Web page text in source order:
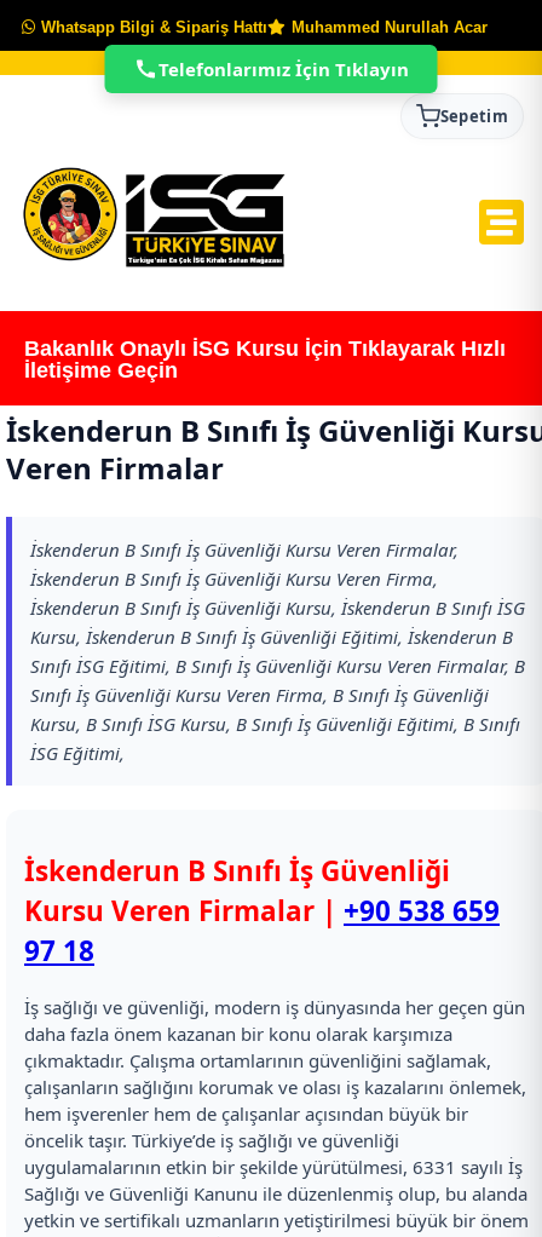
Whatsapp Bilgi & Sipariş Hattı Muhammed Nurullah Acar
Sepetim
Bakanlık Onaylı İSG Kursu İçin Tıklayarak Hızlı
İletişime Geçin
İskenderun B Sınıfı İş Güvenliği
Veren Firmalar
İskenderun B Sınıfı İş Güvenliği Kursu Veren Firmalar,
İskenderun B Sınıfı İş Güvenliği Kursu Veren Firma,
İskenderun B Sınıfı İş Güvenliği Kursu, İskenderun B Sınıfı İSG
Kursu, İskenderun B Sınıfı İş Güvenliği Eğitimi, İskenderun B
Sınıfı İSG Eğitimi, B Sınıfı İş Güvenliği Kursu Veren Firmalar, B
Sınıfı İş Güvenliği Kursu Veren Firma, B Sınıfı İş Güvenliği
Kursu, B Sınıfı İSG Kursu, B Sınıfı İş Güvenliği Eğitimi, B Sınıfı
İSG Eğitimi,
İskenderun B Sınıfı İş Güvenliği
Kursu Veren Firmalar | +90 538 659
97 18
İş sağlığı ve güvenliği, modern iş dünyasında her geçen gün
daha fazla önem kazanan bir konu olarak karşımıza
çıkmaktadır. Çalışma ortamlarının güvenliğini sağlamak,
çalışanların sağlığını korumak ve olası iş kazalarını önlemek,
hem işverenler hem de çalışanlar açısından büyük bir
öncelik taşır. Türkiye’de iş sağlığı ve güvenliği
uygulamalarının etkin bir şekilde yürütülmesi, 6331 sayılı İş
Sağlığı ve Güvenliği Kanunu ile düzenlenmiş olup, bu alanda
yetkin ve sertifikalı uzmanların yetiştirilmesi büyük bir önem
Telefonlarımız İçin Tıklayın